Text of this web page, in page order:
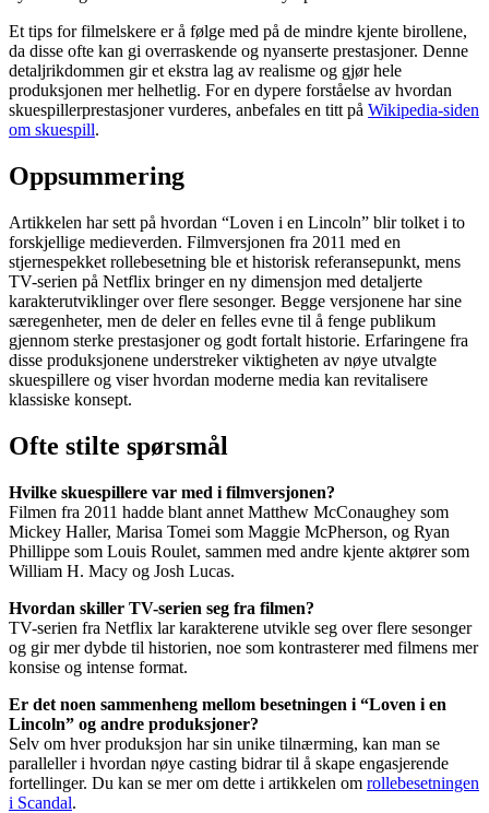
Et tips for filmelskere er å følge med på de mindre kjente birollene,
da disse ofte kan gi overraskende og nyanserte prestasjoner. Denne
detaljrikdommen gir et ekstra lag av realisme og gjør hele
produksjonen mer helhetlig. For en dypere forståelse av hvordan
skuespillerprestasjoner vurderes, anbefales en titt på Wikipedia-siden
om skuespill.
Oppsummering
Artikkelen har sett på hvordan “Loven i en Lincoln” blir tolket i to
forskjellige medieverden. Filmversjonen fra 2011 med en
stjernespekket rollebesetning ble et historisk referansepunkt, mens
TV-serien på Netflix bringer en ny dimensjon med detaljerte
karakterutviklinger over flere sesonger. Begge versjonene har sine
særegenheter, men de deler en felles evne til å fenge publikum
gjennom sterke prestasjoner og godt fortalt historie. Erfaringene fra
disse produksjonene understreker viktigheten av nøye utvalgte
skuespillere og viser hvordan moderne media kan revitalisere
klassiske konsept.
Ofte stilte spørsmål
Hvilke skuespillere var med i filmversjonen?
Filmen fra 2011 hadde blant annet Matthew McConaughey som
Mickey Haller, Marisa Tomei som Maggie McPherson, og Ryan
Phillippe som Louis Roulet, sammen med andre kjente aktører som
William H. Macy og Josh Lucas.
Hvordan skiller TV-serien seg fra filmen?
TV-serien fra Netflix lar karakterene utvikle seg over flere sesonger
og gir mer dybde til historien, noe som kontrasterer med filmens mer
konsise og intense format.
Er det noen sammenheng mellom besetningen i “Loven i en
Lincoln” og andre produksjoner?
Selv om hver produksjon har sin unike tilnærming, kan man se
paralleller i hvordan nøye casting bidrar til å skape engasjerende
fortellinger. Du kan se mer om dette i artikkelen om rollebesetningen
i Scandal.